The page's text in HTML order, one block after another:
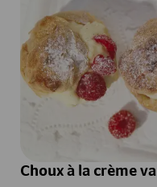
Choux à la crème